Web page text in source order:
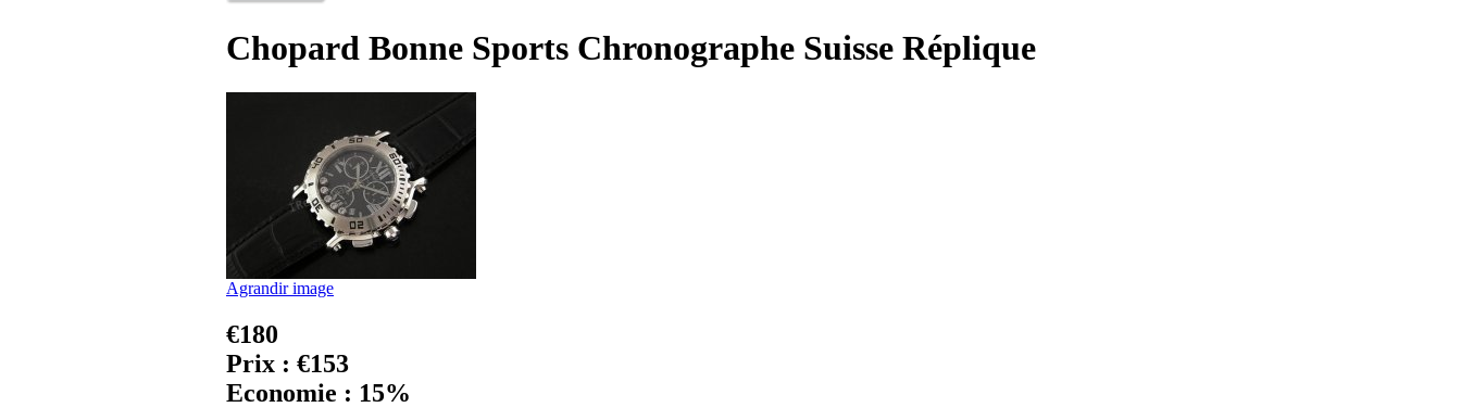
Chopard Bonne Sports Chronographe Suisse Réplique
Agrandir image
€180
Prix : €153
Economie : 15%